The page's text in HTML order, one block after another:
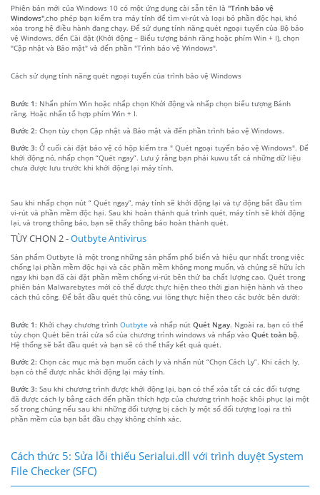
Phiên bản mới của Windows 10 có một ứng dụng cài sẵn tên là "Trình bảo vệ
Windows",cho phép bạn kiểm tra máy tính để tìm vi-rút và loại bỏ phần độc hại, khó
xóa trong hệ điều hành đang chạy. Để sử dụng tính năng quét ngoại tuyến của Bộ bảo
vệ Windows, đến Cài đặt (Khởi động – Biểu tượng bánh răng hoặc phím Win + I), chọn
"Cập nhật và Bảo mật" và đến phần "Trình bảo vệ Windows".
Cách sử dụng tính năng quét ngoại tuyến của trình bảo vệ Windows
Bước 1: Nhấn phím Win hoặc nhấp chọn Khởi động và nhấp chọn biểu tượng Bánh
răng. Hoặc nhấn tổ hợp phím Win + I.
Bước 2: Chọn tùy chọn Cập nhật và Bảo mật và đến phần trình bảo vệ Windows.
Bước 3: Ở cuối cài đặt bảo vệ có hộp kiểm tra " Quét ngoại tuyến bảo vệ Windows". Để
khởi động nó, nhấp chọn “Quét ngay”. Lưu ý rằng bạn phải kuwu tất cả những dữ liệu
chưa được lưu trước khi khởi động lại máy tính.
Sau khi nhấp chọn nút “ Quét ngay”, máy tính sẽ khởi động lại và tự động bắt đầu tìm
vi-rút và phần mềm độc hại. Sau khi hoàn thành quá trình quét, máy tính sẽ khởi động
lại, và trong thông báo, bạn sẽ thấy thông báo hoàn thành quét.
TÙY CHỌN 2 -Outbyte Antivirus
Sản phẩm Outbyte là một trong những sản phẩm phổ biến và hiệu qur nhất trong việc
chống lại phần mềm độc hại và các phần mềm không mong muốn, và chúng sẽ hữu ích
ngay khi bạn đã cài đặt phần mềm chống vi-rút bên thứ ba chất lượng cao. Quét trong
phiên bản Malwarebytes mới có thể được thực hiện theo thời gian hiện hành và theo
cách thủ công. Để bắt đầu quét thủ công, vui lòng thực hiện theo các bước bên dưới:
Bước 1: Khởi chạy chương trình Outbyte và nhấp nút Quét Ngay. Ngoài ra, bạn có thể
tùy chọn Quét bên trái cửa sổ của chương trình windows và nhấp vào Quét toàn bộ.
Hệ thống sẽ bắt đầu quét và bạn sẽ có thể thấy kết quả quét.
Bước 2: Chọn các mục mà bạn muốn cách ly và nhấn nút “Chọn Cách Ly”. Khi cách ly,
bạn có thể được nhắc khởi động lại máy tính.
Bước 3: Sau khi chương trình được khởi động lại, bạn có thể xóa tất cả các đối tượng
đã được cách ly bằng cách đến phần thích hợp của chương trình hoặc khôi phục lại một
số trong chúng nếu sau khi những đối tượng bị cách ly một số đối tượng loại ra thì
phần mềm của bạn bắt đầu chạy không chính xác.
Cách thức 5: Sửa lỗi thiếu Serialui.dll với trình duyệt System
File Checker (SFC)